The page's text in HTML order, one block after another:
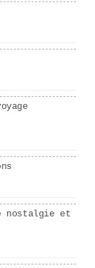
nostalgie et